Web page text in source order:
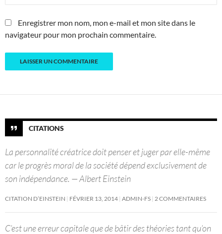
Enregistrer mon nom, mon e-mail et mon site dans le
navigateur pour mon prochain commentaire.
CITATIONS
La personnalité créatrice doit penser et juger par elle-même
car le progrès moral de la société dépend exclusivement de
son indépendance. — Albert Einstein
CITATION D’EINSTEIN FÉVRIER 13, 2014 ADMIN-FS 2 COMMENTAIRES
C’est une erreur capitale que de bâtir des théories tant qu’on